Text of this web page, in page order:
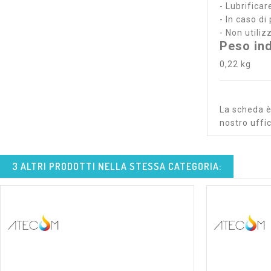
-
- In caso
- Non
Peso
0,22 kg
La
nostro
3 ALTRI PRODOTTI NELLA STESSA CATEGORIA: